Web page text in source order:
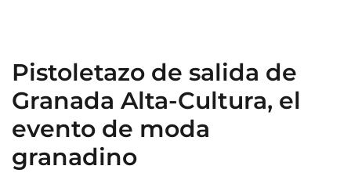
Pistoletazo de salida de
Granada Alta-Cultura, el
evento de moda
granadino